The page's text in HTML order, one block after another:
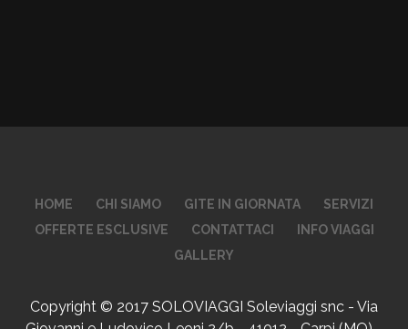
HOME CHI SIAMO GITE IN GIORNATA
SERVIZI
OFFERTE ESCLUSIVE
CONTATTACI
INFO VIAGGI
GALLERY
Copyright © 2017 SOLOVIAGGI Soleviaggi snc - Via